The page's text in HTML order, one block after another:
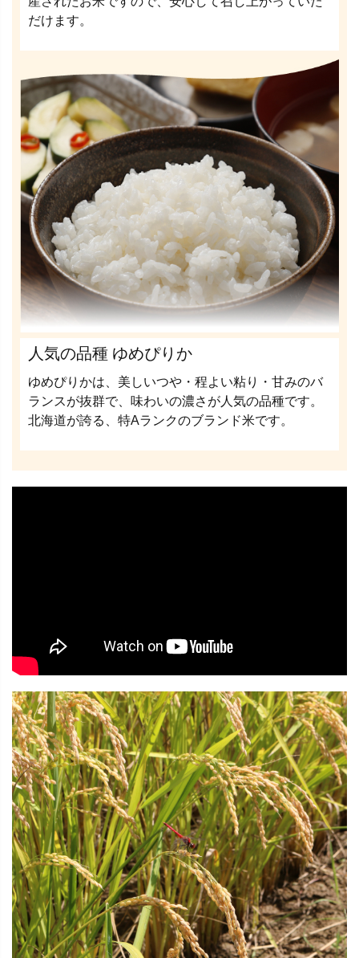
だけます。
人気の品種 ゆめぴりか
ゆめぴりかは、美しいつや・程よい粘り・甘みのバ
ランスが抜群で、味わいの濃さが人気の品種です。
北海道が誇る、特Aランクのブランド米です。